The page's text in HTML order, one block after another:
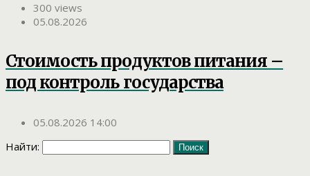
300 views
05.08.2026
Стоимость продуктов питания –
под контроль государства
05.08.2026 14:00
Найти: